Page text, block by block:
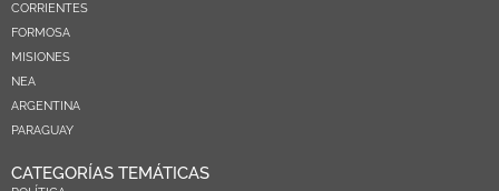
CORRIENTES
FORMOSA
MISIONES
NEA
ARGENTINA
PARAGUAY
CATEGORÍAS TEMÁTICAS